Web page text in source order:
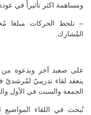
ومساهمة اكثر تأثيراً في
– تلحظ الحركات مبلغا
المُشارك.
على صعيد آخر وبدعوة من
ينعقد لقاء تدريبيّ لمُرشديّ
الجمعة والسبت في الأول
تُبحث في اللقاء